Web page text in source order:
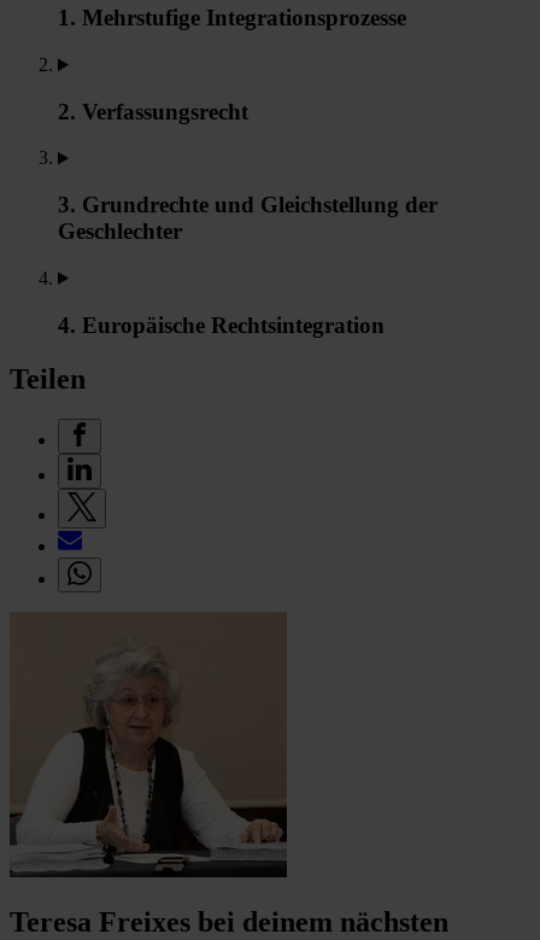
1. Mehrstufige Integrationsprozesse
2. Verfassungsrecht
3. Grundrechte und Gleichstellung der
Geschlechter
4. Europäische Rechtsintegration
Teilen
Teresa Freixes bei deinem nächsten